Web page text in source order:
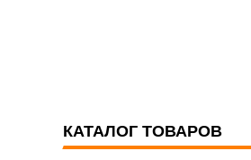
КАТАЛОГ ТОВАРОВ